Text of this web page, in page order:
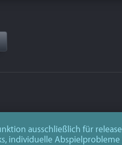
ausschließlich für
individuelle